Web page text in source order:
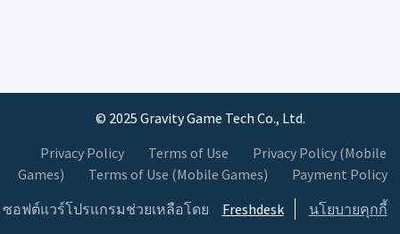
© 2025 Gravity Game Tech Co., Ltd.
Privacy Policy
Terms of Use
Privacy Policy (Mobile
Games)
Terms of Use (Mobile Games)
Payment Policy
ซอฟต์แวร์โปรแกรมช่วยเหลือโดย
Freshdesk นโยบายคุกกี้